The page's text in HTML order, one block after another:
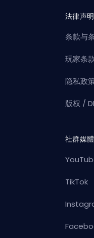
法律声明
条款与
玩家条
隐私政
版权 /
社群媒體
TikTok